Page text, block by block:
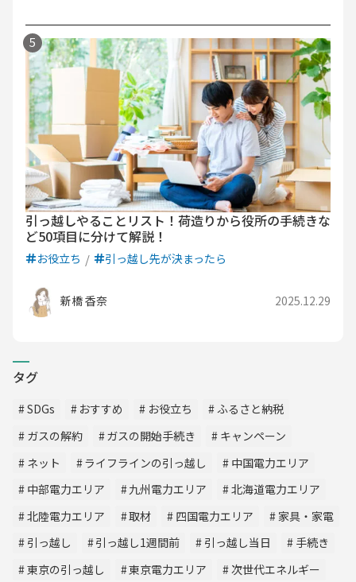
引っ越しやることリスト！荷造りから役所の手続きな
ど50項目に分けて解説！
お役立ち 引っ越し先が決まったら
新橋 香奈 2025.12.29
タグ
SDGs おすすめ お役立ち
ふるさと納税
ガスの解約
ガスの開始手続き
キャンペーン
ネット
ライフラインの引っ越し
中国電力エリア
中部電力エリア
九州電力エリア
北海道電力エリア
北陸電力エリア
取材 四国電力エリア
家具・家電
引っ越し
引っ越し1週間前 引っ越し当日
手続き
東京の引っ越し
東京電力エリア
次世代エネルギー